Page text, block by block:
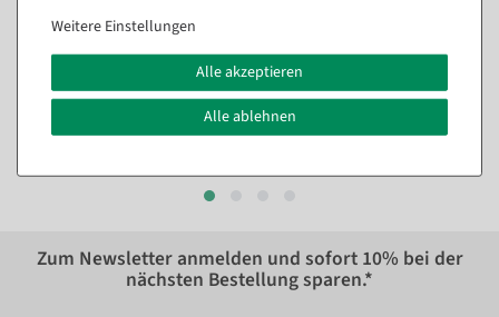
ca. 60 cm Ø, Metall
Sofort versandfähig.
17,79 €
Sofort versandfähig.
24,95 EUR zzgl. ges. MwSt.
Zum Newsletter anmelden und sofort 10% bei der
nächsten Bestellung sparen.*
Weitere Einstellungen
Alle akzeptieren
Alle ablehnen